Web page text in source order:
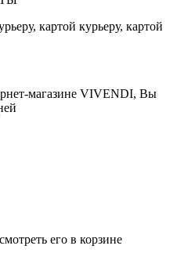
картой курьеру, картой
магазине VIVENDI, Вы
его в корзине